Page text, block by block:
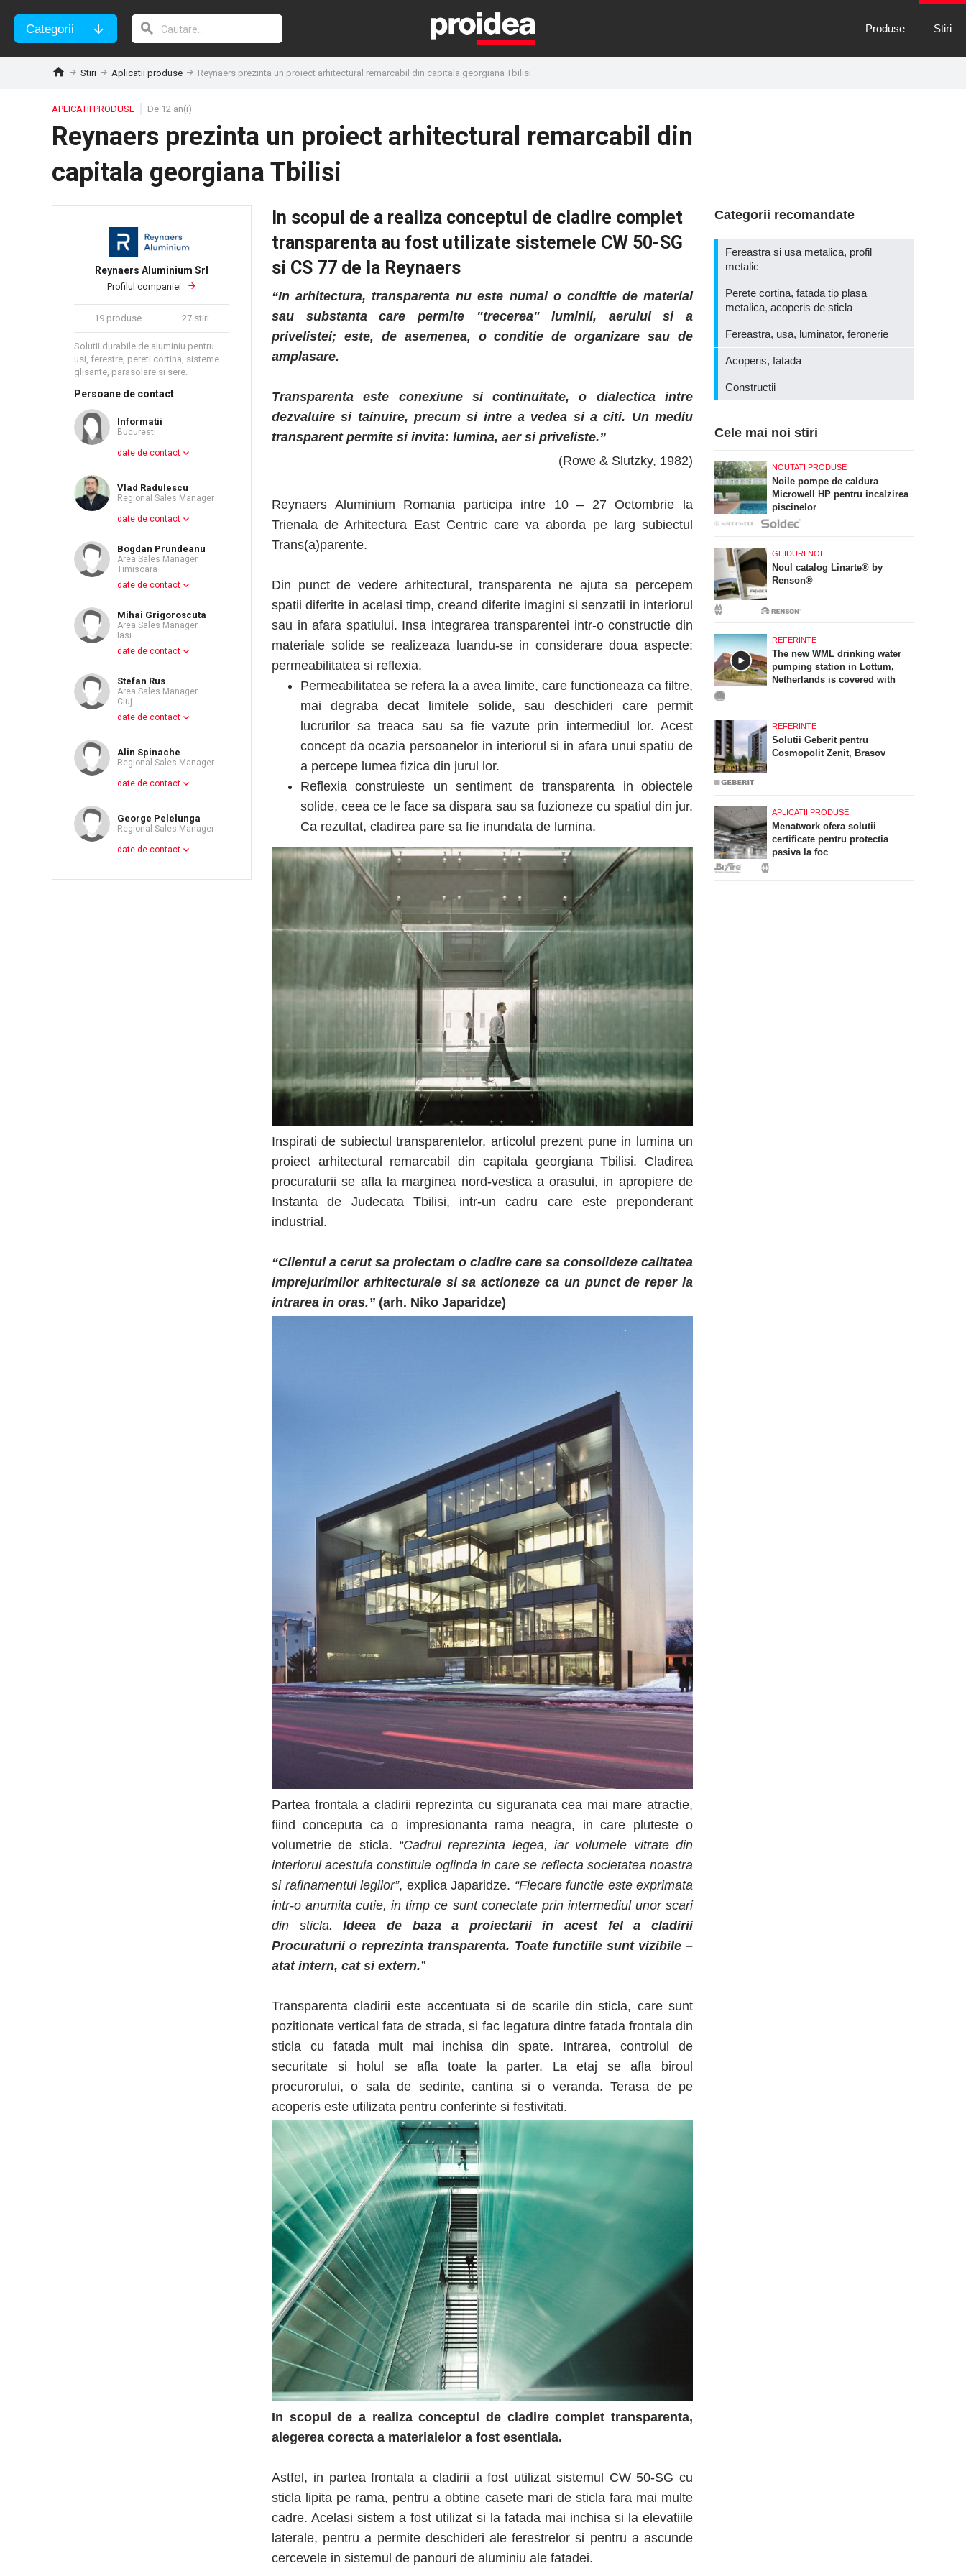
Categorii Produse Stiri
Stiri Aplicatii produse Reynaers prezinta un proiect arhitectural remarcabil din capitala georgiana Tbilisi
APLICATII PRODUSE De 12 an(i)
Reynaers prezinta un proiect arhitectural remarcabil din
capitala georgiana Tbilisi
Reynaers Aluminium Srl
Profilul companiei
19 produse 27 stiri
Solutii durabile de aluminiu pentru
usi, ferestre, pereti cortina, sisteme
glisante, parasolare si sere.
Persoane de contact
Informatii
Bucuresti
date de contact
Vlad Radulescu
Regional Sales Manager
date de contact
Bogdan Prundeanu
Area Sales Manager
Timisoara
date de contact
Mihai Grigoroscuta
Area Sales Manager
Iasi
date de contact
Stefan Rus
Area Sales Manager
Cluj
date de contact
Alin Spinache
Regional Sales Manager
date de contact
George Pelelunga
Regional Sales Manager
date de contact
In scopul de a realiza conceptul de cladire complet
transparenta au fost utilizate sistemele CW 50-SG
si CS 77 de la Reynaers
“In arhitectura, transparenta nu este numai o conditie de material
sau substanta care permite "trecerea" luminii, aerului si a
privelistei; este, de asemenea, o conditie de organizare sau de
amplasare.
Transparenta este conexiune si continuitate, o dialectica intre
dezvaluire si tainuire, precum si intre a vedea si a citi. Un mediu
transparent permite si invita: lumina, aer si priveliste.”
(Rowe & Slutzky, 1982)
Reynaers Aluminium Romania participa intre 10 – 27 Octombrie la
Trienala de Arhitectura East Centric care va aborda pe larg subiectul
Trans(a)parente.
Din punct de vedere arhitectural, transparenta ne ajuta sa percepem
spatii diferite in acelasi timp, creand diferite imagini si senzatii in interiorul
sau in afara spatiului. Insa integrarea transparentei intr-o constructie din
materiale solide se realizeaza luandu-se in considerare doua aspecte:
permeabilitatea si reflexia.
Permeabilitatea se refera la a avea limite, care functioneaza ca filtre,
mai degraba decat limitele solide, sau deschideri care permit
lucrurilor sa treaca sau sa fie vazute prin intermediul lor. Acest
concept da ocazia persoanelor in interiorul si in afara unui spatiu de
a percepe lumea fizica din jurul lor.
Reflexia construieste un sentiment de transparenta in obiectele
solide, ceea ce le face sa dispara sau sa fuzioneze cu spatiul din jur.
Ca rezultat, cladirea pare sa fie inundata de lumina.
Inspirati de subiectul transparentelor, articolul prezent pune in lumina un
proiect arhitectural remarcabil din capitala georgiana Tbilisi. Cladirea
procuraturii se afla la marginea nord-vestica a orasului, in apropiere de
Instanta de Judecata Tbilisi, intr-un cadru care este preponderant
industrial.
“Clientul a cerut sa proiectam o cladire care sa consolideze calitatea
imprejurimilor arhitecturale si sa actioneze ca un punct de reper la
intrarea in oras.” (arh. Niko Japaridze)
Partea frontala a cladirii reprezinta cu siguranata cea mai mare atractie,
fiind conceputa ca o impresionanta rama neagra, in care pluteste o
volumetrie de sticla. “Cadrul reprezinta legea, iar volumele vitrate din
interiorul acestuia constituie oglinda in care se reflecta societatea noastra
si rafinamentul legilor”, explica Japaridze. “Fiecare functie este exprimata
intr-o anumita cutie, in timp ce sunt conectate prin intermediul unor scari
din sticla.Ideea de baza a proiectarii in acest fel a cladirii
Procuraturii o reprezinta transparenta. Toate functiile sunt vizibile –
atat intern, cat si extern.”
Transparenta cladirii este accentuata si de scarile din sticla, care sunt
pozitionate vertical fata de strada, si fac legatura dintre fatada frontala din
sticla cu fatada mult mai inchisa din spate. Intrarea, controlul de
securitate si holul se afla toate la parter. La etaj se afla biroul
procurorului, o sala de sedinte, cantina si o veranda. Terasa de pe
acoperis este utilizata pentru conferinte si festivitati.
In scopul de a realiza conceptul de cladire complet transparenta,
alegerea corecta a materialelor a fost esentiala.
Astfel, in partea frontala a cladirii a fost utilizat sistemul CW 50-SG cu
sticla lipita pe rama, pentru a obtine casete mari de sticla fara mai multe
cadre. Acelasi sistem a fost utilizat si la fatada mai inchisa si la elevatiile
laterale, pentru a permite deschideri ale ferestrelor si pentru a ascunde
cercevele in sistemul de panouri de aluminiu ale fatadei.
Categorii recomandate
Fereastra si usa metalica, profil
metalic
Perete cortina, fatada tip plasa
metalica, acoperis de sticla
Fereastra, usa, luminator, feronerie
Acoperis, fatada
Constructii
Cele mai noi stiri
NOUTATI PRODUSE
Noile pompe de caldura
Microwell HP pentru incalzirea
piscinelor
GHIDURI NOI
Noul catalog Linarte® by
Renson®
REFERINTE
The new WML drinking water
pumping station in Lottum,
Netherlands is covered with
REFERINTE
Solutii Geberit pentru
Cosmopolit Zenit, Brasov
APLICATII PRODUSE
Menatwork ofera solutii
certificate pentru protectia
pasiva la foc